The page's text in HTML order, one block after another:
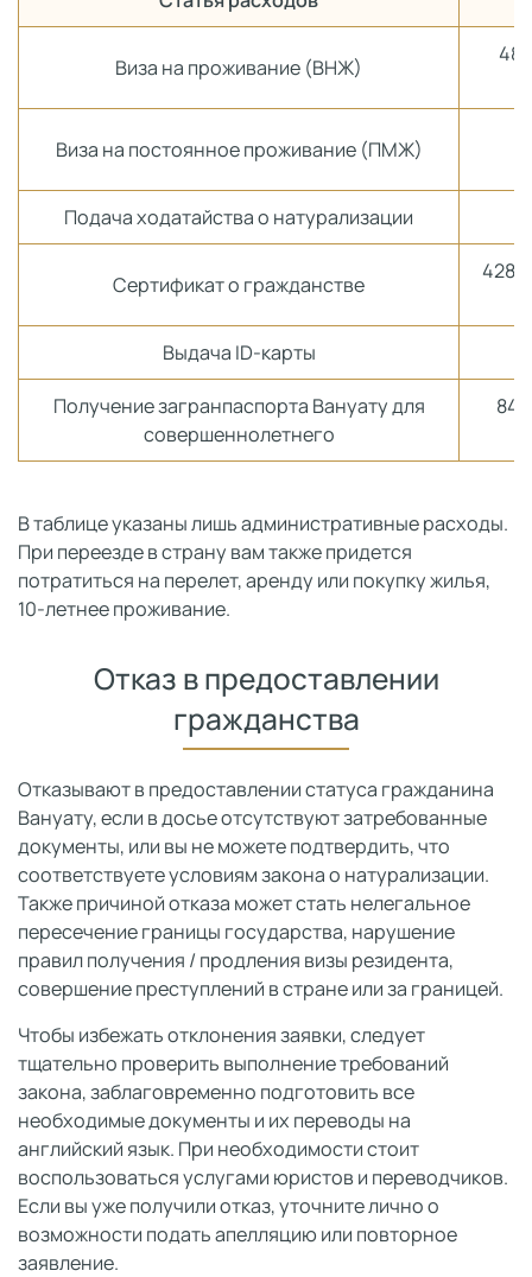
Виза на проживание (ВНЖ)
Виза на постоянное проживание (ПМЖ)
Подача ходатайства о натурализации
Сертификат о гражданстве
Выдача ID-карты
Получение загранпаспорта Вануату для
совершеннолетнего
В таблице указаны лишь административные расходы.
При переезде в страну вам также придется
потратиться на перелет, аренду или покупку жилья,
10-летнее проживание.
Отказ в предоставлении
гражданства
Отказывают в предоставлении статуса гражданина
Вануату, если в досье отсутствуют затребованные
документы, или вы не можете подтвердить, что
соответствуете условиям закона о натурализации.
Также причиной отказа может стать нелегальное
пересечение границы государства, нарушение
правил получения / продления визы резидента,
совершение преступлений в стране или за границей.
Чтобы избежать отклонения заявки, следует
тщательно проверить выполнение требований
закона, заблаговременно подготовить все
необходимые документы и их переводы на
английский язык. При необходимости стоит
воспользоваться услугами юристов и переводчиков.
Если вы уже получили отказ, уточните лично о
возможности подать апелляцию или повторное
заявление.